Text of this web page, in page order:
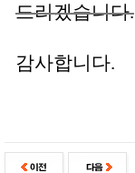
드리겠습니다.
감사합니다.